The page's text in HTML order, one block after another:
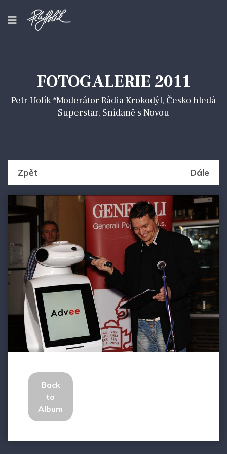
FOTOGALERIE 2011
Petr Holík *Moderátor Rádia Krokodýl, Česko hledá
Superstar, Snídaně s Novou
Zpět Dále
Back
to
Album